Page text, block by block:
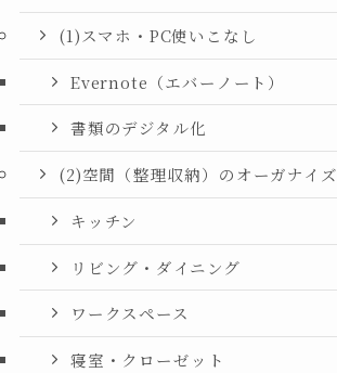
(1)スマホ・PC使いこなし
Evernote（エバーノート）
書類のデジタル化
(2)空間（整理収納）のオーガナイズ
キッチン
リビング・ダイニング
ワークスペース
寝室・クローゼット